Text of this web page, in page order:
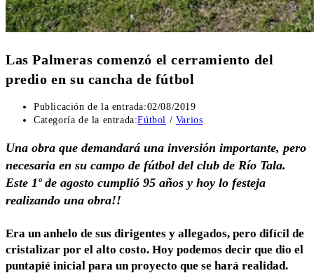
Las Palmeras comenzó el cerramiento del
predio en su cancha de fútbol
Publicación de la entrada:02/08/2019
Categoría de la entrada:Fútbol / Varios
Una obra que demandará una inversión importante, pero
necesaria en su campo de fútbol del club de Río Tala.
Este 1º de agosto cumplió 95 años y hoy lo festeja
realizando una obra!!
Era un anhelo de sus dirigentes y allegados, pero difícil de
cristalizar por el alto costo. Hoy podemos decir que dio el
puntapié inicial para un proyecto que se hará realidad.